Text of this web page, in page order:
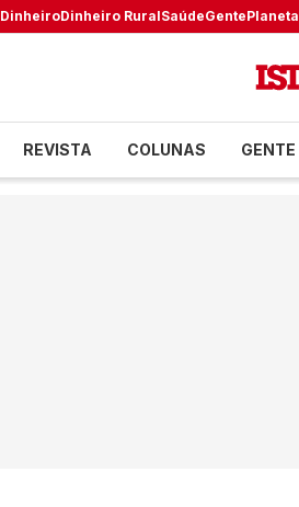
DinheiroDinheiro RuralSaúdeGentePlaneta
REVISTA COLUNAS GENTE